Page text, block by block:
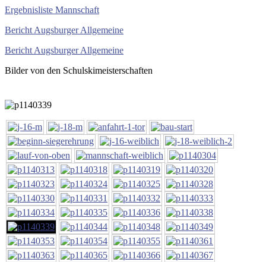
Ergebnisliste Mannschaft
Bericht Augsburger Allgemeine
Bericht Augsburger Allgemeine
Bilder von den Schulskimeisterschaften